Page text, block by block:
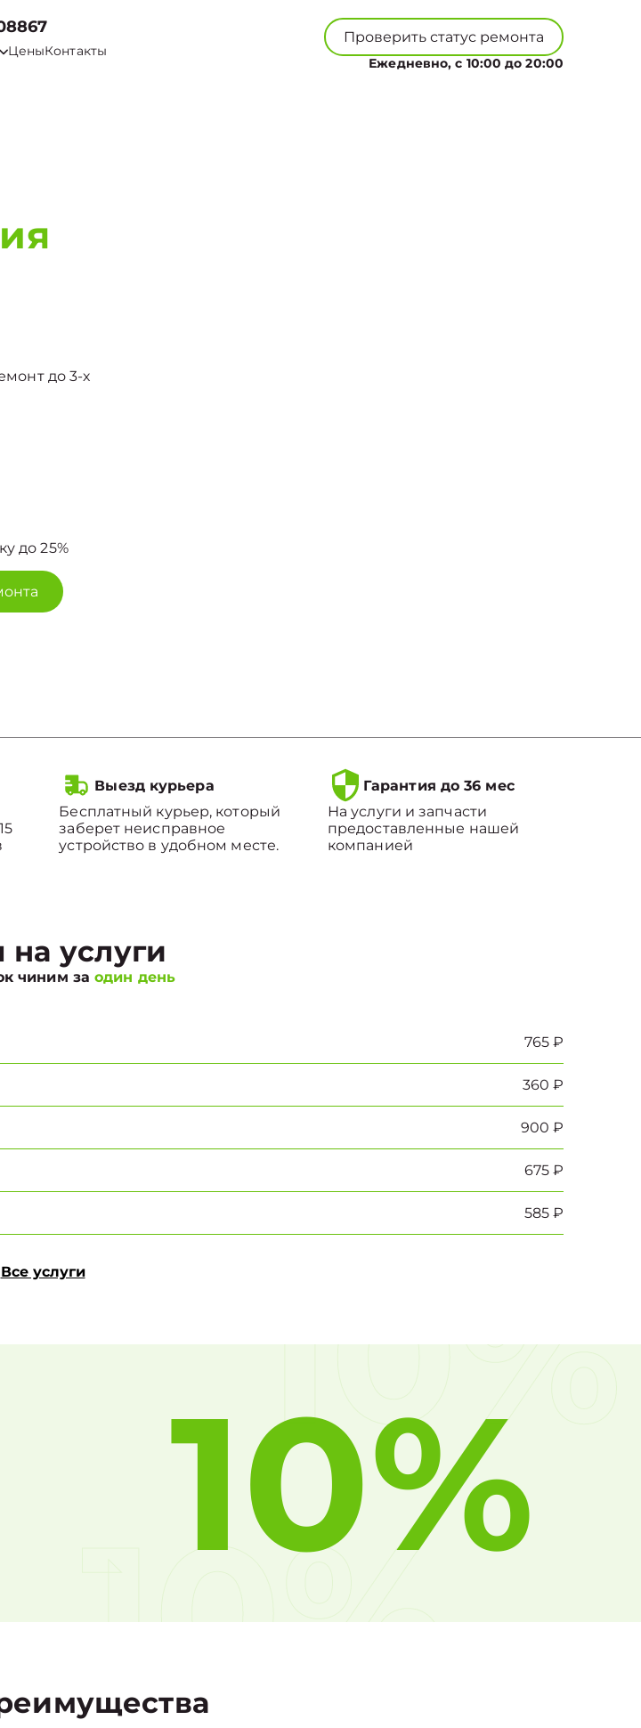
ЦеныКонтакты
Проверить статус ремонта
Ежедневно, с 10:00 до 20:00
до 3-х
до 25%
Выезд курьера
Бесплатный курьер, который
заберет неисправное
устройство в удобном месте.
Гарантия до 36 мес
На услуги и запчасти
предоставленные нашей
компанией
услуги
чиним заодин день
765 ₽
360 ₽
900 ₽
675 ₽
585 ₽
Все услуги
10%
10%
10%